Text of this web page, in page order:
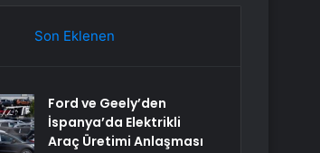
Son Eklenen
Ford ve Geely’den
İspanya’da Elektrikli
Araç Üretimi Anlaşması